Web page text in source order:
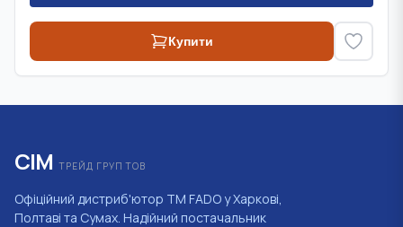
Купити
СІМ ТРЕЙД ГРУП ТОВ
Офіційний дистриб'ютор ТМ FADO у Харкові,
Полтаві та Сумах. Надійний постачальник